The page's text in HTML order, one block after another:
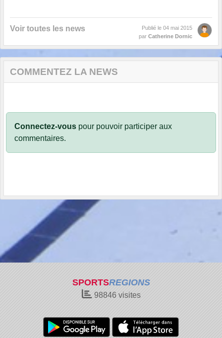
Voir toutes les news Publié le 04 mai 2015
par Catherine Dornic
COMMENTEZ LA NEWS
Connectez-vous pour pouvoir participer aux
commentaires.
SPORTSREGIONS
98846visites